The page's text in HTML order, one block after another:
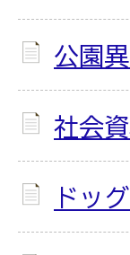
公園
社会
ドッ